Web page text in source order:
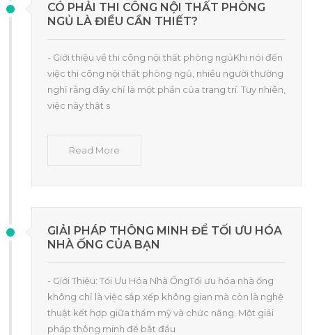
CÓ PHẢI THI CÔNG NỘI THẤT PHÒNG
NGỦ LÀ ĐIỀU CẦN THIẾT?
- Giới thiệu về thi công nội thất phòng ngủKhi nói đến
việc thi công nội thất phòng ngủ, nhiều người thường
nghĩ rằng đây chỉ là một phần của trang trí. Tuy nhiên,
việc này thật s
Read More
GIẢI PHÁP THÔNG MINH ĐỂ TỐI ƯU HÓA
NHÀ ỐNG CỦA BẠN
- Giới Thiệu: Tối Ưu Hóa Nhà ỐngTối ưu hóa nhà ống
không chỉ là việc sắp xếp không gian mà còn là nghệ
thuật kết hợp giữa thẩm mỹ và chức năng. Một giải
pháp thông minh để bắt đầu